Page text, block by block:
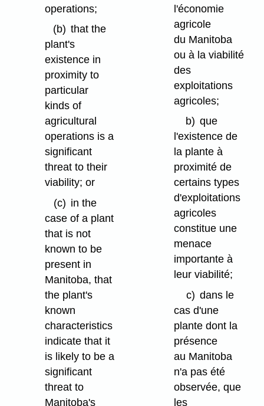
operations;
(b) that the
plant's
existence in
proximity to
particular
kinds of
agricultural
operations is a
significant
threat to their
viability; or
(c) in the
case of a plant
that is not
known to be
present in
Manitoba, that
the plant's
known
characteristics
indicate that it
is likely to be a
significant
threat to
Manitoba's
l'économie
agricole
du Manitoba
ou à la viabilité
des
exploitations
agricoles;
b) que
l'existence de
la plante à
proximité de
certains types
d'exploitations
agricoles
constitue une
menace
importante à
leur viabilité;
c) dans le
cas d'une
plante dont la
présence
au Manitoba
n'a pas été
observée, que
les